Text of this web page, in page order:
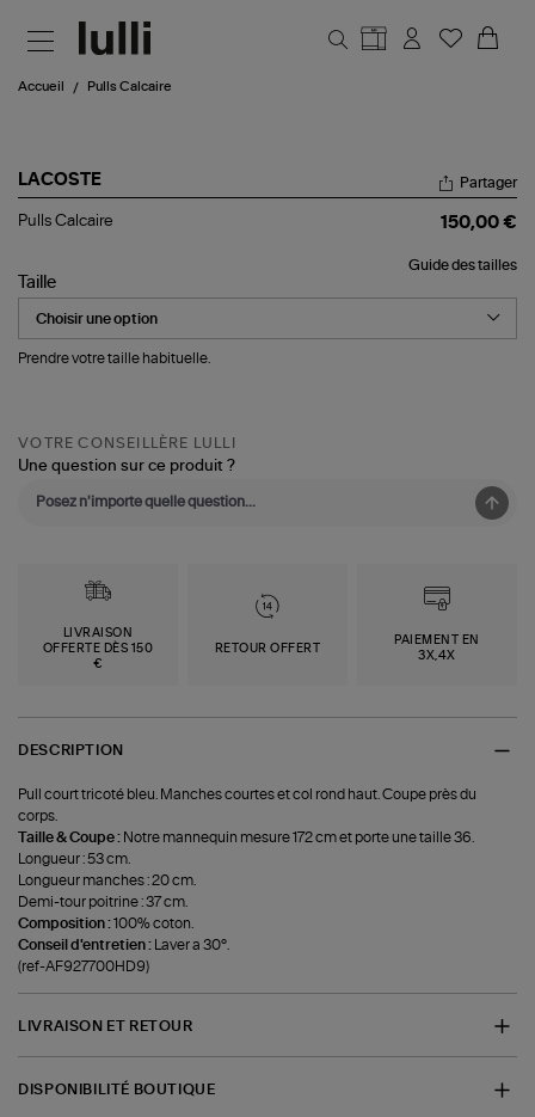
Accueil Pulls Calcaire
LACOSTE
Pulls
Partager
Pulls Calcaire 150,00 €
Guide des tailles
Taille
Prendre votre taille habituelle.
VOTRE CONSEILLÈRE LULLI
Une question sur ce produit ?
LIVRAISON
OFFERTE DÈS 150
€
RETOUR OFFERT
PAIEMENT EN
3X,4X
DESCRIPTION
Pull court tricoté bleu. Manches courtes et col rond haut. Coupe près du
corps.
Taille & Coupe : Notre mannequin mesure 172 cm et porte une taille 36.
Longueur : 53 cm.
Longueur manches : 20 cm.
Demi-tour poitrine : 37 cm.
Composition :100% coton.
Conseil d'entretien :
Laver a 30°.
(ref-AF927700HD9)
LIVRAISON ET RETOUR
DISPONIBILITÉ BOUTIQUE